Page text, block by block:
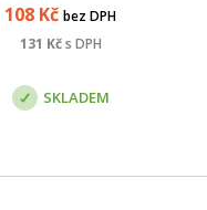
108 Kč bez DPH
131 Kčs DPH
SKLADEM